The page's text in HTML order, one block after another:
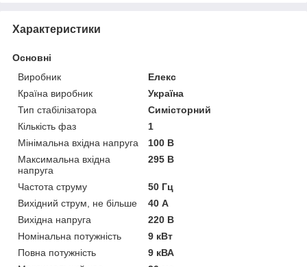
Характеристики
Основні
Виробник
Елекс
Країна виробник
Україна
Тип стабілізатора
Симісторний
Кількість фаз
1
Мінімальна вхідна напруга
100 В
Максимальна вхідна
напруга
295 В
Частота струму
50 Гц
Вихідний струм, не більше
40 А
Вихідна напруга
220 В
Номінальна потужність
9 кВт
Повна потужність
9 кВА